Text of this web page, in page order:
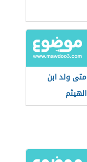
متى ولد ابن
الهيثم